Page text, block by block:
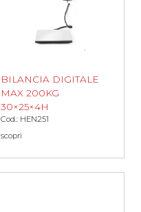
BILANCIA DIGITALE
MAX 200KG
30×25×4H
Cod.: HEN251
scopri